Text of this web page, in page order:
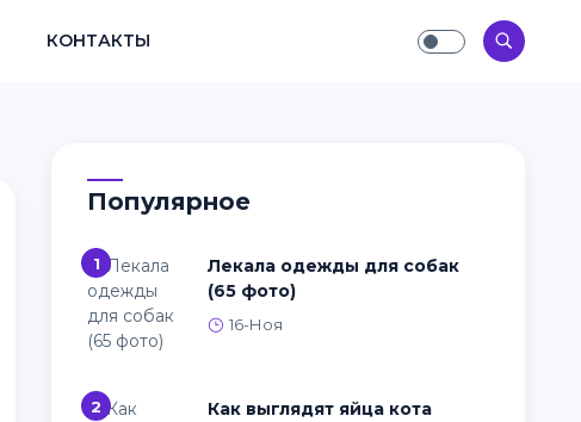
КОНТАКТЫ
Популярное
1
Лекала одежды для собак
(65 фото)
16-Ноя
2
Как выглядят яйца кота